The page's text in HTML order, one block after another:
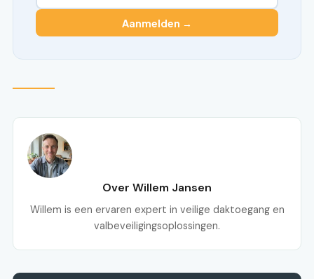
Aanmelden →
Over Willem Jansen
Willem is een ervaren expert in veilige daktoegang en
valbeveiligingsoplossingen.